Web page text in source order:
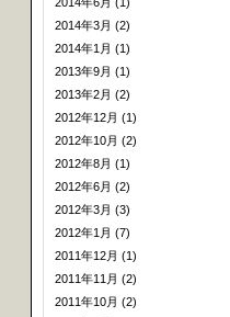
2014年3月 (2)
2014年1月 (1)
2013年9月 (1)
2013年2月 (2)
2012年12月 (1)
2012年10月 (2)
2012年8月 (1)
2012年6月 (2)
2012年3月 (3)
2012年1月 (7)
2011年12月 (1)
2011年11月 (2)
2011年10月 (2)